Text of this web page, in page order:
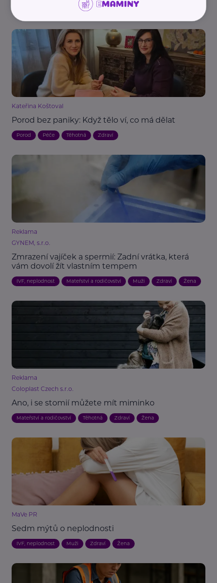
Výživa
Kateřina Koštoval
Porod bez paniky: Když tělo ví, co má dělat
Porod Péče Těhotná Zdraví
Reklama
GYNEM, s.r.o.
Zmrazení vajíček a spermií: Zadní vrátka, která
vám dovolí žít vlastním tempem
IVF, neplodnost Mateřství a rodičovství Muži Zdraví Žena
Reklama
Coloplast Czech s.r.o.
Ano, i se stomií můžete mít miminko
Mateřství a rodičovství Těhotná Zdraví Žena
MaVe PR
Sedm mýtů o neplodnosti
IVF, neplodnost Muži Zdraví Žena